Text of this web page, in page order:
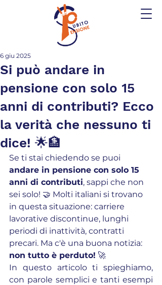
Si può andare in
pensione con solo 15
anni di contributi? Ecco
la verità che nessuno ti
dice! 🌟🏦
6 giu 2025
Se ti stai chiedendo se puoi
andare in pensione con solo 15
anni di contributi, sappi che non
sei solo! 🤝 Molti italiani si trovano
in questa situazione: carriere
lavorative discontinue, lunghi
periodi di inattività, contratti
precari. Ma c'è una buona notizia:
non tutto è perduto! 🚀
In questo articolo ti spieghiamo,
con parole semplici e tanti esempi